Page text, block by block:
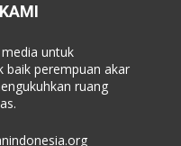
untuk
baik perempuan akar
ruang